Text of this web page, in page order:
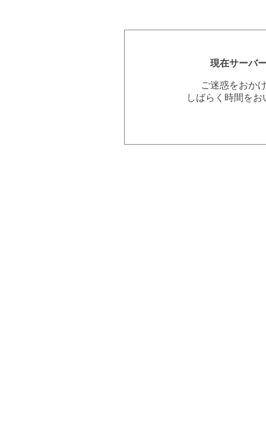
現在サーバ
ご迷惑をおか
しばらく時間を